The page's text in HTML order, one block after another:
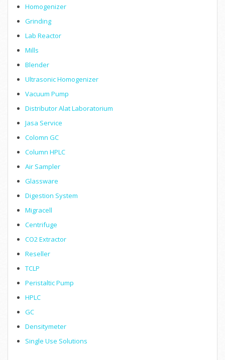
Homogenizer
Grinding
Lab Reactor
Mills
Blender
Ultrasonic Homogenizer
Vacuum Pump
Distributor Alat Laboratorium
Jasa Service
Colomn GC
Column HPLC
Air Sampler
Glassware
Digestion System
Migracell
Centrifuge
CO2 Extractor
Reseller
TCLP
Peristaltic Pump
HPLC
GC
Densitymeter
Single Use Solutions